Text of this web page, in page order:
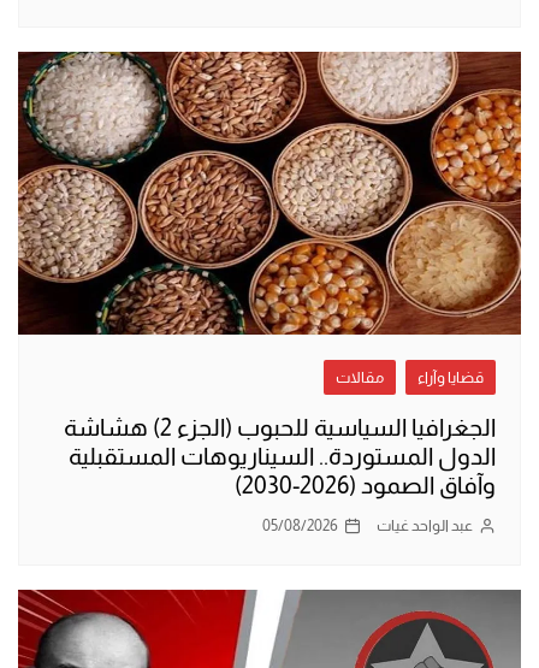
قضايا وآراء مقالات
الجغرافيا السياسية للحبوب (الجزء 2) هشاشة
الدول المستوردة.. السيناريوهات المستقبلية
وآفاق الصمود (2026-2030)
عبد الواحد غيات 05/08/2026